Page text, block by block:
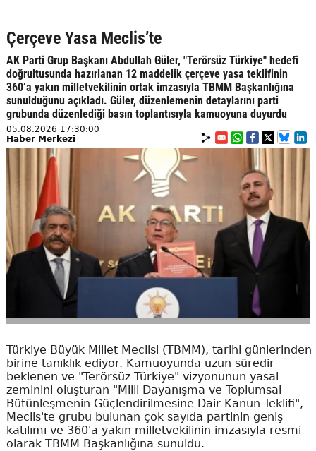
Çerçeve Yasa Meclis’te
AK Parti Grup Başkanı Abdullah Güler, "Terörsüz Türkiye" hedefi
doğrultusunda hazırlanan 12 maddelik çerçeve yasa teklifinin
360’a yakın milletvekilinin ortak imzasıyla TBMM Başkanlığına
sunulduğunu açıkladı. Güler, düzenlemenin detaylarını parti
grubunda düzenlediği basın toplantısıyla kamuoyuna duyurdu
05.08.2026 17:30:00
Haber Merkezi
Türkiye Büyük Millet Meclisi (TBMM), tarihi günlerinden
birine tanıklık ediyor. Kamuoyunda uzun süredir
beklenen ve "Terörsüz Türkiye" vizyonunun yasal
zeminini oluşturan "Milli Dayanışma ve Toplumsal
Bütünleşmenin Güçlendirilmesine Dair Kanun Teklifi",
Meclis'te grubu bulunan çok sayıda partinin geniş
katılımı ve 360'a yakın milletvekilinin imzasıyla resmi
olarak TBMM Başkanlığına sunuldu.